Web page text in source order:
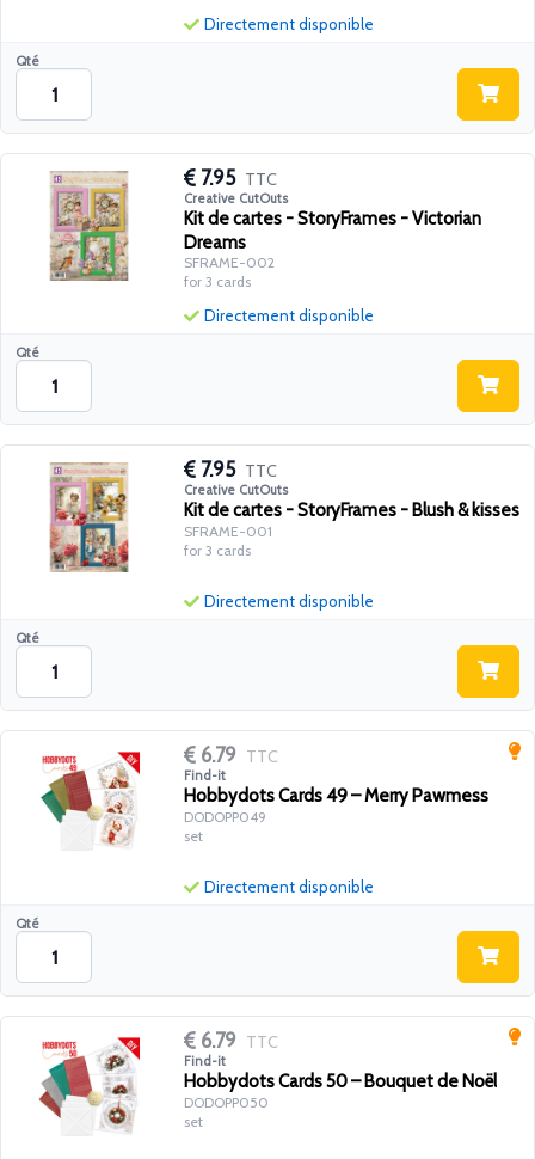
Qté
Directement disponible
7.95 TTC
Creative CutOuts
Kit de cartes - StoryFrames - Victorian
Dreams
SFRAME-002
for 3 cards
Qté
Directement disponible
7.95 TTC
Creative CutOuts
Kit de cartes - StoryFrames - Blush & kisses
SFRAME-001
for 3 cards
Qté
Directement disponible
6.79 TTC
Find-it
Hobbydots Cards 49 – Merry Pawmess
DODOPP049
set
Qté
Directement disponible
6.79 TTC
Find-it
Hobbydots Cards 50 – Bouquet de Noël
DODOPP050
set